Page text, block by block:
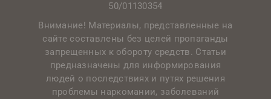
50/01130354
Внимание! Материалы, представленные на
сайте составлены без целей пропаганды
запрещенных к обороту средств. Статьи
предназначены для информирования
людей о последствиях и путях решения
проблемы наркомании, заболеваний